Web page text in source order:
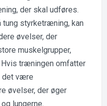
der skal udføres.
styrketræning, kan
øvelser, der
muskelgrupper,
træningen omfatter
det være
øvelser, der øger
lungerne.